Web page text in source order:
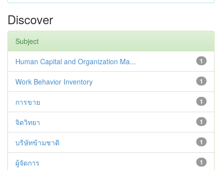
Discover
Subject
1
Human Capital and Organization Ma...
1
Work Behavior Inventory
1
การขาย
1
จิตวิทยา
1
บริษัทข้ามชาติ
1
ผู้จัดการ